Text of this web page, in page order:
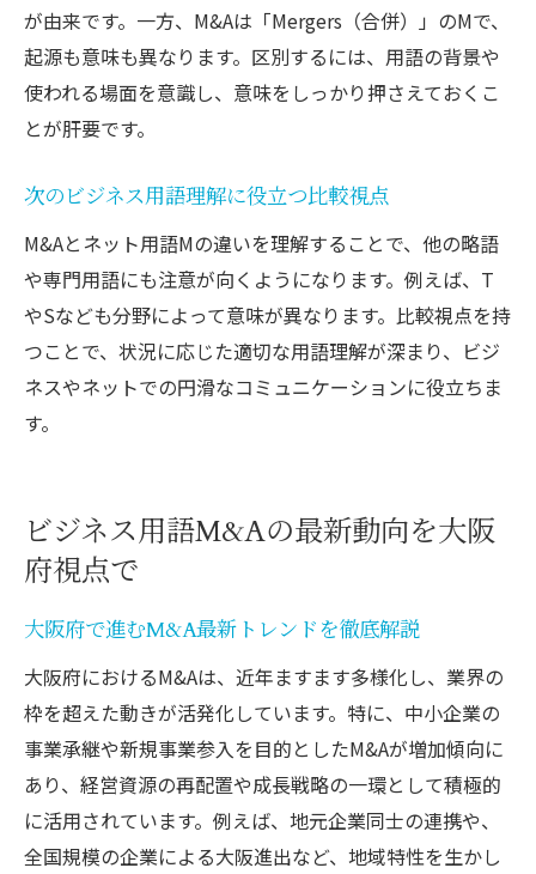
が由来です。一方、M&Aは「Mergers（合併）」のMで、
起源も意味も異なります。区別するには、用語の背景や
使われる場面を意識し、意味をしっかり押さえておくこ
とが肝要です。
次のビジネス用語理解に役立つ比較視点
M&Aとネット用語Mの違いを理解することで、他の略語
や専門用語にも注意が向くようになります。例えば、T
やSなども分野によって意味が異なります。比較視点を持
つことで、状況に応じた適切な用語理解が深まり、ビジ
ネスやネットでの円滑なコミュニケーションに役立ちま
す。
ビジネス用語M&Aの最新動向を大阪
府視点で
大阪府で進むM&A最新トレンドを徹底解説
大阪府におけるM&Aは、近年ますます多様化し、業界の
枠を超えた動きが活発化しています。特に、中小企業の
事業承継や新規事業参入を目的としたM&Aが増加傾向に
あり、経営資源の再配置や成長戦略の一環として積極的
に活用されています。例えば、地元企業同士の連携や、
全国規模の企業による大阪進出など、地域特性を生かし